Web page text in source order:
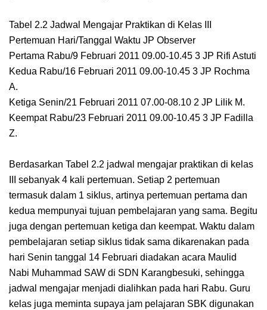
Tabel 2.2 Jadwal Mengajar Praktikan di Kelas III
Pertemuan Hari/Tanggal Waktu JP Observer
Pertama Rabu/9 Februari 2011 09.00-10.45 3 JP Rifi Astuti
Kedua Rabu/16 Februari 2011 09.00-10.45 3 JP Rochma
A.
Ketiga Senin/21 Februari 2011 07.00-08.10 2 JP Lilik M.
Keempat Rabu/23 Februari 2011 09.00-10.45 3 JP Fadilla
Z.
Berdasarkan Tabel 2.2 jadwal mengajar praktikan di kelas
III sebanyak 4 kali pertemuan. Setiap 2 pertemuan
termasuk dalam 1 siklus, artinya pertemuan pertama dan
kedua mempunyai tujuan pembelajaran yang sama. Begitu
juga dengan pertemuan ketiga dan keempat. Waktu dalam
pembelajaran setiap siklus tidak sama dikarenakan pada
hari Senin tanggal 14 Februari diadakan acara Maulid
Nabi Muhammad SAW di SDN Karangbesuki, sehingga
jadwal mengajar menjadi dialihkan pada hari Rabu. Guru
kelas juga meminta supaya jam pelajaran SBK digunakan